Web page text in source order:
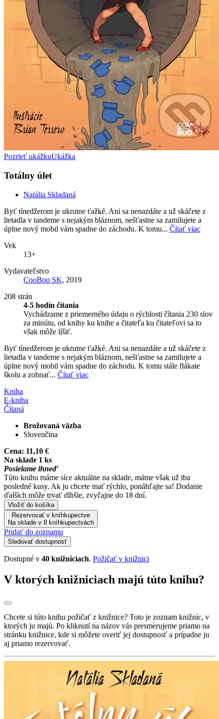
Pozrieť ukážkuUkážka
Totálny úlet
Natália Skladaná
Byť tínedžerom je ukrutne ťažké. Ani sa nenazdáte a už skáčete z
lietadla v tandeme s nejakým bláznom, nešťastne sa zamilujete a
úplne nový mobil vám spadne do záchodu. K tomu... Čítať viac
Vek
13+
Vydavateľstvo
CooBoo SK, 2019
208 strán
4-5 hodín čítania
Vychádzame z priemerného údaju o rýchlosti čítania 230 slov
za minútu, od knihy ku knihe a čitateľa ku čitateľovi sa to
však môže líšiť.
Byť tínedžerom je ukrutne ťažké. Ani sa nenazdáte a už skáčete z
lietadla v tandeme s nejakým bláznom, nešťastne sa zamilujete a
úplne nový mobil vám spadne do záchodu. K tomu stále flákate
školu a zohnať... Čítať viac
Kniha
E-kniha
Čítaná
Brožovaná väzba
Slovenčina
Cena: 11,10 €
Na sklade 1 ks
Posielame ihneď
Túto knihu máme síce aktuálne na sklade, máme však už iba
posledné kusy. Ak ju chcete mať rýchlo, ponáhľajte sa! Dodanie
ďalších môže trvať dlhšie, zvyčajne do 18 dní.
Vložiť do košíka
Rezervovať v kníhkupectve
Na sklade v 8 kníhkupectvách
Pridať do zoznamu
Sledovať dostupnosť
Dostupné v 40 knižniciach. Požičať v knižnici
V ktorých knižniciach majú túto knihu?
Chcete si túto knihu požičať z knižnice? Toto je zoznam knižníc, v
ktorých ju majú. Po kliknutí na názov vás presmerujeme priamo na
stránku knižnice, kde si môžete overiť jej dostupnosť a prípadne ju
aj priamo rezervovať.